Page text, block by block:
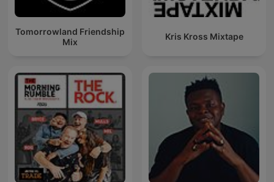
Tomorrowland Friendship
Mix
Kris Kross Mixtape